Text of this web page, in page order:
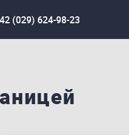
(029) 624-98-23